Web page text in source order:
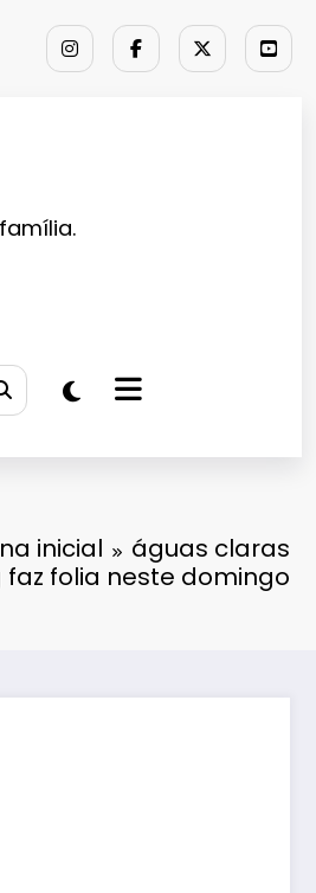
inicial
águas claras
faz folia neste domingo